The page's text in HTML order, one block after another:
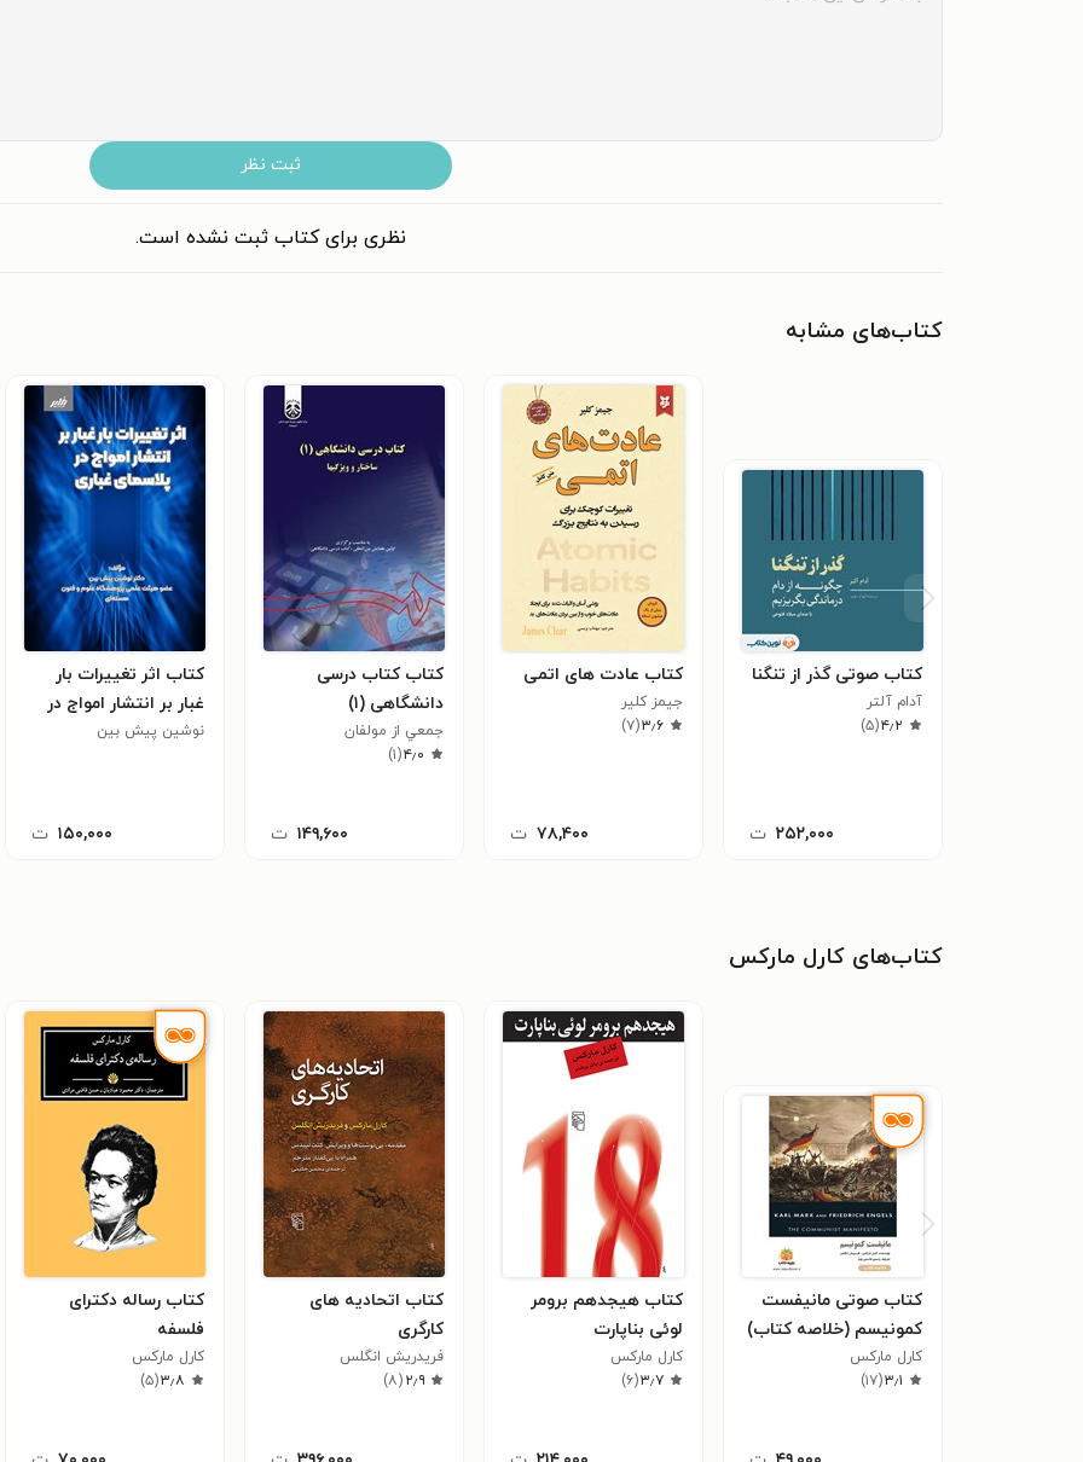
ثبت نظر
نظری برای کتاب ثبت نشده است.
کتاب‌های مشابه
کتاب صوتی گذر از تنگنا
آدام آلتر
۴٫۲(۵)
۲۵۲,۰۰۰ ت
کتاب عادت های اتمی
جیمز کلیر
۳٫۶(۷)
۷۸,۴۰۰ ت
کتاب کتاب درسی
دانشگاهی (۱)
جمعي از مولفان
۴٫۰(۱)
۱۴۹,۶۰۰ ت
کتاب اثر تغییرات بار
غبار بر انتشار امواج در
پلاسمای غباری
نوشین پیش بین
۱۵۰,۰۰۰ ت
کتاب‌های کارل مارکس
کتاب صوتی مانیفست
کمونیسم (خلاصه کتاب)
کارل مارکس
۳٫۱(۱۷)
کتاب هیجدهم برومر
لوئی بناپارت
کارل مارکس
۳٫۷(۶)
کتاب اتحادیه های
کارگری
فریدریش انگلس
۲٫۹(۸)
کتاب رساله دکترای
فلسفه
کارل مارکس
۳٫۸(۵)